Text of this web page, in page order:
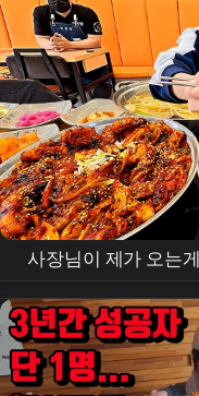
사장님이 제가 오는
불고